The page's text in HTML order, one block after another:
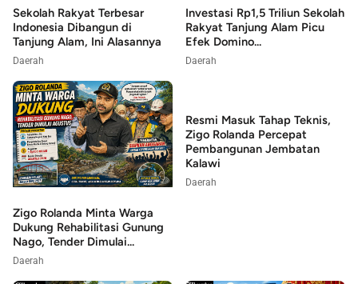
Sekolah Rakyat Terbesar
Indonesia Dibangun di
Tanjung Alam, Ini Alasannya
Daerah
Investasi Rp1,5 Triliun Sekolah
Rakyat Tanjung Alam Picu
Efek Domino...
Daerah
Zigo Rolanda Minta Warga
Dukung Rehabilitasi Gunung
Nago, Tender Dimulai...
Daerah
Resmi Masuk Tahap Teknis,
Zigo Rolanda Percepat
Pembangunan Jembatan
Kalawi
Daerah